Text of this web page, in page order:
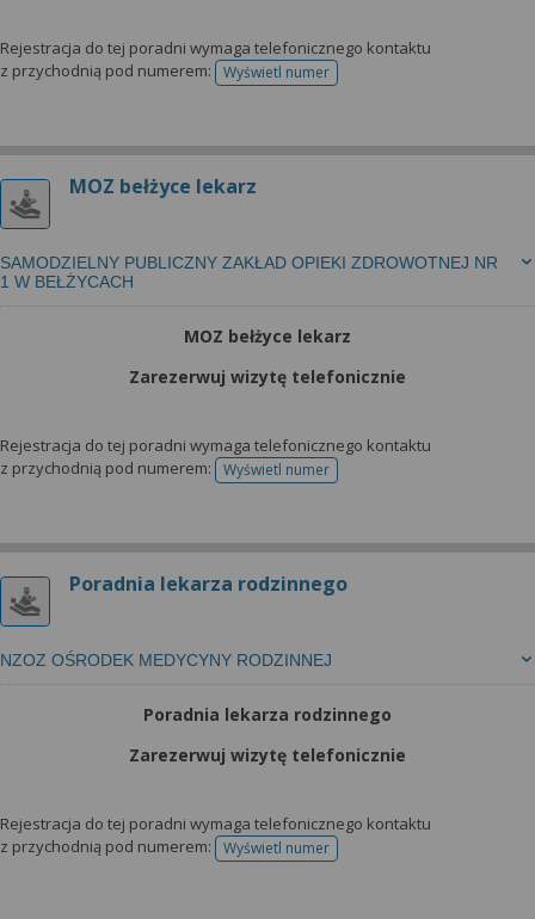
Rejestracja do tej poradni wymaga telefonicznego kontaktu
z przychodnią pod numerem:
Wyświetl numertelefonu do rejestracji
MOZ bełżyce lekarz
SAMODZIELNY PUBLICZNY ZAKŁAD OPIEKI ZDROWOTNEJ NR
1 W BEŁŻYCACH
MOZ bełżyce lekarz
Zarezerwuj wizytę telefonicznie
Rejestracja do tej poradni wymaga telefonicznego kontaktu
z przychodnią pod numerem:
Wyświetl numertelefonu do rejestracji
Poradnia lekarza rodzinnego
NZOZ OŚRODEK MEDYCYNY RODZINNEJ
Poradnia lekarza rodzinnego
Zarezerwuj wizytę telefonicznie
Rejestracja do tej poradni wymaga telefonicznego kontaktu
z przychodnią pod numerem:
Wyświetl numertelefonu do rejestracji